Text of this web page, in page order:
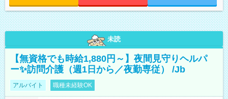
未読
【無資格でも時給1,880円～】夜間見守りヘルパ
ー✨訪問介護（週1日から／夜勤専従） /Jb
アルバイト 職種未経験OK